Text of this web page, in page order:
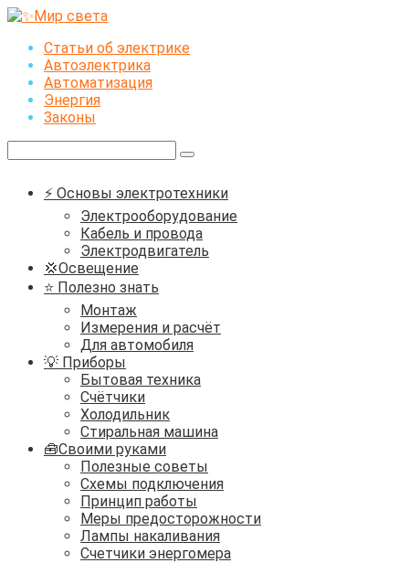
Перейти
контентуСтатьи об электрике
Автоэлектрика
Автоматизация
Энергия
Законы
⚡ Основы электротехники
Электрооборудование
Кабель и провода
Электродвигатель
💢Освещение
⭐ Полезно знать
Монтаж
Измерения и расчёт
Для автомобиля
💡 Приборы
Бытовая техника
Счётчики
Холодильник
Стиральная машина
🧰Своими руками
Полезные советы
Схемы подключения
Принцип работы
Меры предосторожности
Лампы накаливания
Счетчики энергомера